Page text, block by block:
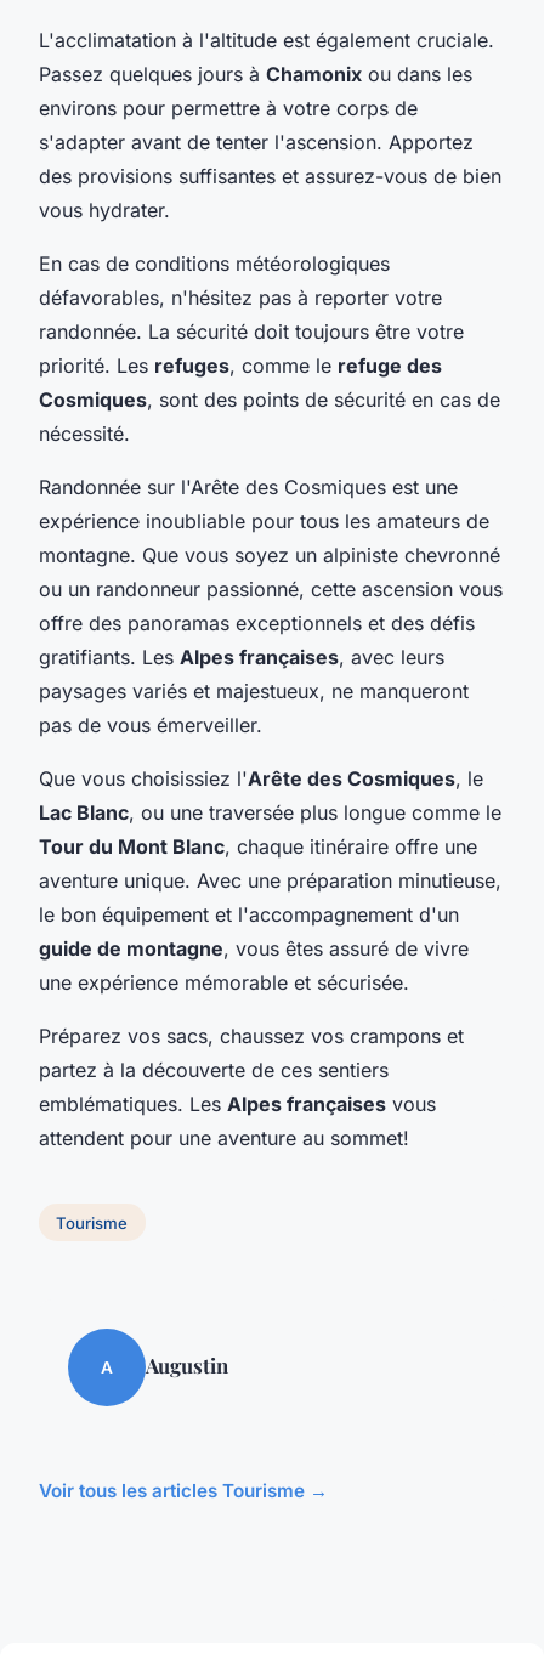
L'acclimatation à l'altitude est également cruciale.
Passez quelques jours à Chamonix ou dans les
environs pour permettre à votre corps de
s'adapter avant de tenter l'ascension. Apportez
des provisions suffisantes et assurez-vous de bien
vous hydrater.
En cas de conditions météorologiques
défavorables, n'hésitez pas à reporter votre
randonnée. La sécurité doit toujours être votre
priorité. Les refuges, comme le refuge des
Cosmiques, sont des points de sécurité en cas de
nécessité.
Randonnée sur l'Arête des Cosmiques est une
expérience inoubliable pour tous les amateurs de
montagne. Que vous soyez un alpiniste chevronné
ou un randonneur passionné, cette ascension vous
offre des panoramas exceptionnels et des défis
gratifiants. Les Alpes françaises, avec leurs
paysages variés et majestueux, ne manqueront
pas de vous émerveiller.
Que vous choisissiez l'Arête des Cosmiques, le
Lac Blanc, ou une traversée plus longue comme le
Tour du Mont Blanc, chaque itinéraire offre une
aventure unique. Avec une préparation minutieuse,
le bon équipement et l'accompagnement d'un
guide de montagne, vous êtes assuré de vivre
une expérience mémorable et sécurisée.
Préparez vos sacs, chaussez vos crampons et
partez à la découverte de ces sentiers
emblématiques. Les Alpes françaises vous
attendent pour une aventure au sommet!
Tourisme
A Augustin
Voir tous les articles Tourisme →